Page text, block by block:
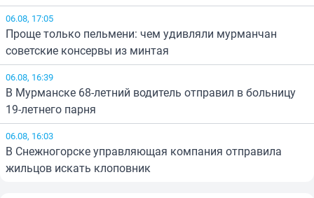
06.08, 17:05
Проще только пельмени: чем удивляли мурманчан
советские консервы из минтая
06.08, 16:39
В Мурманске 68-летний водитель отправил в больницу
19-летнего парня
06.08, 16:03
В Снежногорске управляющая компания отправила
жильцов искать клоповник